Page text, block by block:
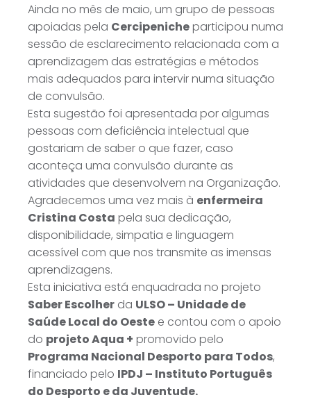
Ainda no mês de maio, um grupo de pessoas
apoiadas pela Cercipenicheparticipou numa
sessão de esclarecimento relacionada com a
aprendizagem das estratégias e métodos
mais adequados para intervir numa situação
de convulsão.
Esta sugestão foi apresentada por algumas
pessoas com deficiência intelectual que
gostariam de saber o que fazer, caso
aconteça uma convulsão durante as
atividades que desenvolvem na Organização.
Agradecemos uma vez mais à enfermeira
Cristina Costa pela sua dedicação,
disponibilidade, simpatia e linguagem
acessível com que nos transmite as imensas
aprendizagens.
Esta iniciativa está enquadrada no projeto
Saber Escolher da ULSO – Unidade de
Saúde Local do Oeste e contou com o apoio
do projeto Aqua + promovido pelo
Programa Nacional Desporto para Todos,
financiado pelo IPDJ – Instituto Português
do Desporto e da Juventude.